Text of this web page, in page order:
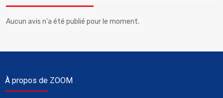
Aucun avis n'a été publié pour le moment.
À propos de ZOOM